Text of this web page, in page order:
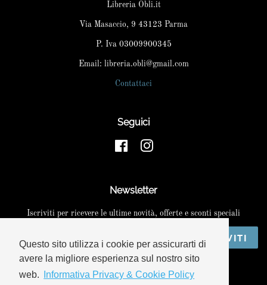
Questo sito utilizza i cookie per assicurarti di
avere la migliore esperienza sul nostro sito
web.
Informativa Privacy & Cookie Policy
Libreria Obli.it
Via Masaccio, 9 43123 Parma
P. Iva 03009900345
Email: libreria.obli@gmail.com
Contattaci
Seguici
FacebookInstagram
Newsletter
Iscriviti per ricevere le ultime novità, offerte e sconti speciali
ISCRIVITI
Copyright © 2026,Libreria Obli. Powered by Shopify